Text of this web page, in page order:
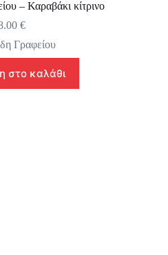
– Καραβάκι κίτρινο
€
Γραφείου
στο καλάθι